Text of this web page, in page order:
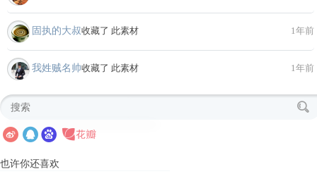
固执的大叔收藏了 此素材 1年前
我姓贼名帅收藏了 此素材 1年前
也许你还喜欢